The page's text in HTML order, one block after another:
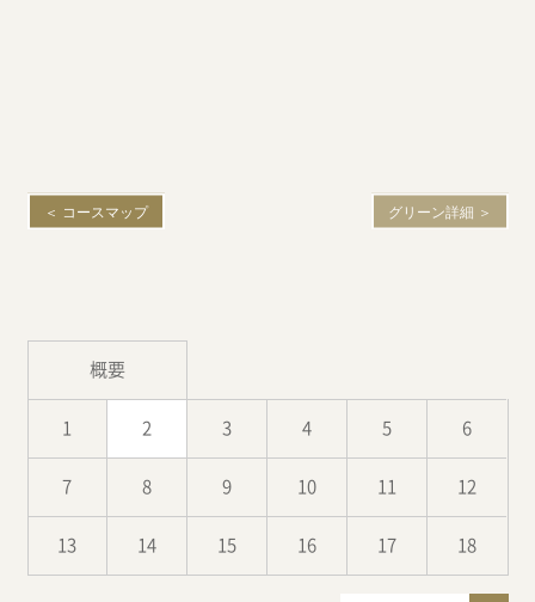
概要
1 2 3 4 5 6
7 8 9 10 11 12
13 14 15 16 17 18